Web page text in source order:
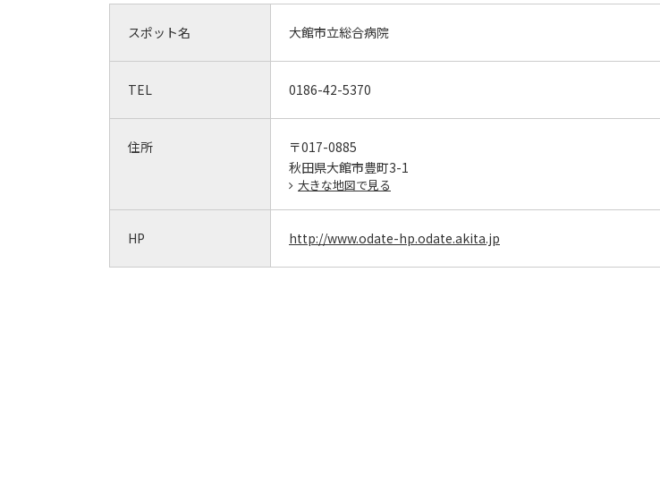
スポット名 大館市立総合病院
TEL 0186-42-5370
住所
〒017-0885
秋田県大館市豊町3-1
大きな地図で見る
HP http://www.odate-hp.odate.akita.jp